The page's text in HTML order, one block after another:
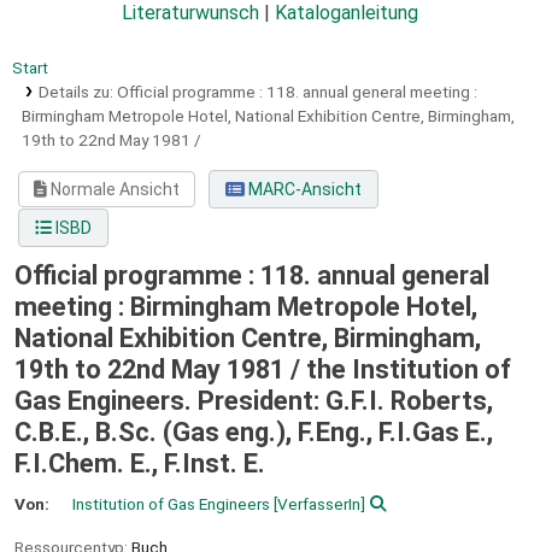
Literaturwunsch
Kataloganleitung
Start
Details zu: Official programme : 118. annual general meeting :
Birmingham Metropole Hotel, National Exhibition Centre, Birmingham,
19th to 22nd May 1981 /
Normale Ansicht
MARC-Ansicht
ISBD
Official programme : 118. annual general
meeting : Birmingham Metropole Hotel,
National Exhibition Centre, Birmingham,
19th to 22nd May 1981 / the Institution of
Gas Engineers. President: G.F.I. Roberts,
C.B.E., B.Sc. (Gas eng.), F.Eng., F.I.Gas E.,
F.I.Chem. E., F.Inst. E.
Von: Institution of Gas Engineers [VerfasserIn]
Ressourcentyp: Buch